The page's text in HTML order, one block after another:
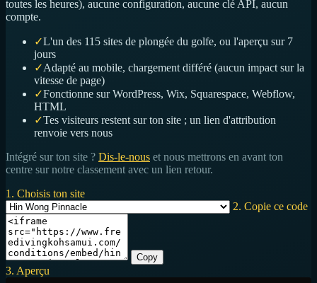
toutes les heures), aucune configuration, aucune clé API, aucun
compte.
✓L'un des 115 sites de plongée du golfe, ou l'aperçu sur 7
jours
✓Adapté au mobile, chargement différé (aucun impact sur la
vitesse de page)
✓Fonctionne sur WordPress, Wix, Squarespace, Webflow,
HTML
✓Tes visiteurs restent sur ton site ; un lien d'attribution
renvoie vers nous
Intégré sur ton site ? Dis-le-nous et nous mettrons en avant ton
centre sur notre classement avec un lien retour.
1. Choisis ton site
2. Copie ce code
Copy
3. Aperçu